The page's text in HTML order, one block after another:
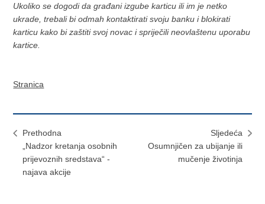
Ukoliko se dogodi da građani izgube karticu ili im je netko
ukrade, trebali bi odmah kontaktirati svoju banku i blokirati
karticu kako bi zaštiti svoj novac i spriječili neovlaštenu uporabu
kartice.
Stranica
Prethodna
„Nadzor kretanja osobnih
prijevoznih sredstava“ -
najava akcije
Sljedeća
Osumnjičen za ubijanje ili
mučenje životinja